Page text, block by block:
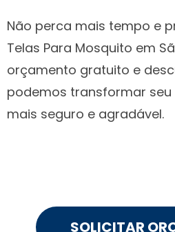
Não perca mais tempo e
Telas Para Mosquito em
orçamento gratuito e
podemos transformar
mais seguro e agradável.
SOLICITAR